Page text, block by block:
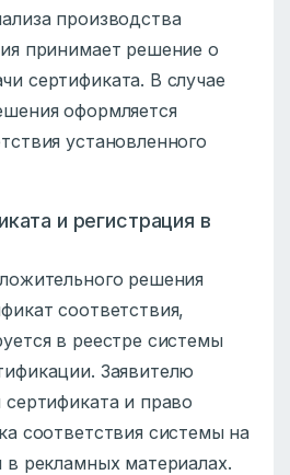
производства
принимает решение о
сертификата. В случае
оформляется
установленного
и регистрация в
решения
соответствия,
в реестре системы
Заявителю
и право
соответствия системы на
рекламных материалах.